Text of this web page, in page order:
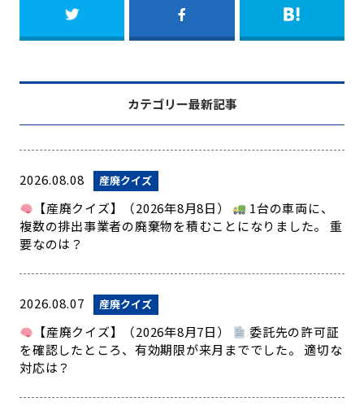
カテゴリー最新記事
2026.08.08 産廃クイズ
【産廃クイズ】（2026年8月8日）
1台の車両に、
複数の排出事業者の廃棄物を積むことになりました。 重
要なのは？
2026.08.07 産廃クイズ
【産廃クイズ】（2026年8月7日）
委託先の許可証
を確認したところ、有効期限が来月まででした。 適切な
対応は？